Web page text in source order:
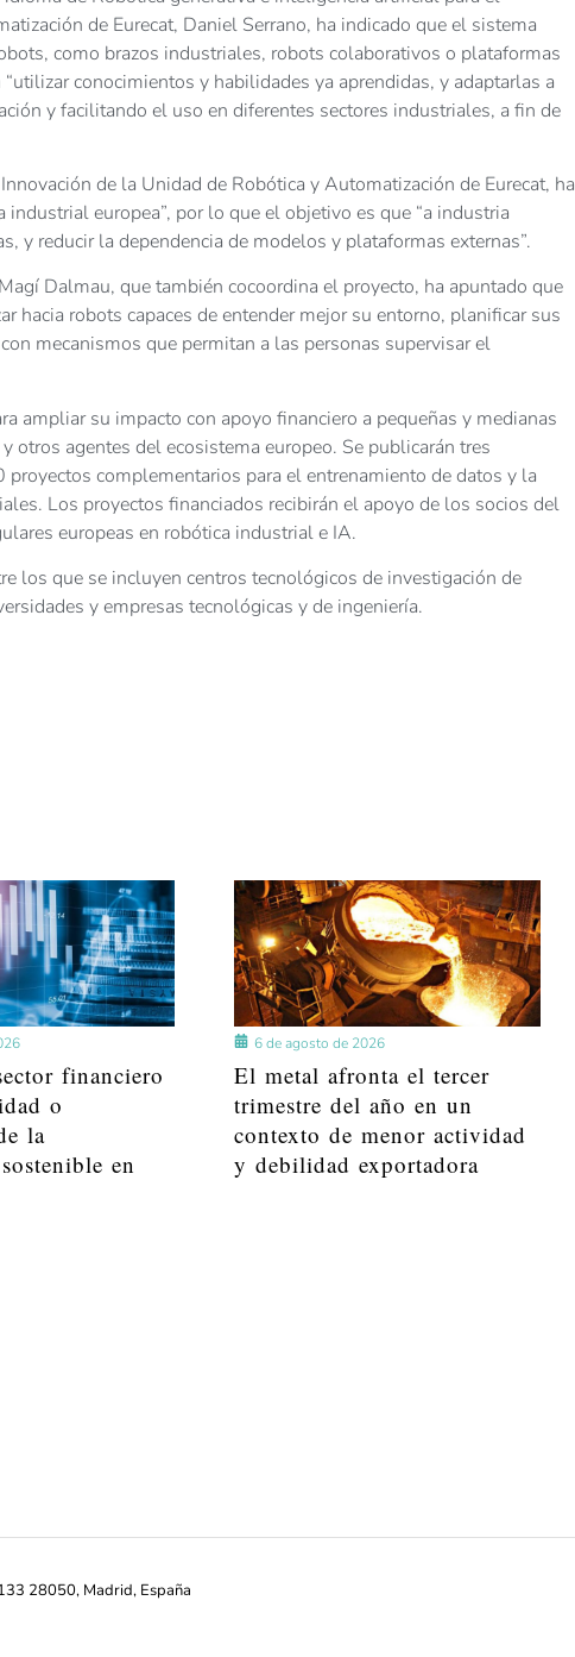
de Eurecat, Daniel Serrano, ha indicado que el sistema
como brazos industriales, robots colaborativos o plataformas
conocimientos y habilidades ya aprendidas, y adaptarlas a
y facilitando el uso en diferentes sectores industriales, a fin de
de la Unidad de Robótica y Automatización de Eurecat, ha
europea”, por lo que el objetivo es que “a industria
y reducir la dependencia de modelos y plataformas externas”.
Dalmau, que también cocoordina el proyecto, ha apuntado que
hacia robots capaces de entender mejor su entorno, planificar sus
mecanismos que permitan a las personas supervisar el
ampliar su impacto con apoyo financiero a pequeñas y medianas
otros agentes del ecosistema europeo. Se publicarán tres
complementarios para el entrenamiento de datos y la
Los proyectos financiados recibirán el apoyo de los socios del
europeas en robótica industrial e IA.
los que se incluyen centros tecnológicos de investigación de
y empresas tecnológicas y de ingeniería.
financiero
o
la
en
6 de agosto de 2026
El metal afronta el tercer
trimestre del año en un
contexto de menor actividad
y debilidad exportadora
28050, Madrid, España